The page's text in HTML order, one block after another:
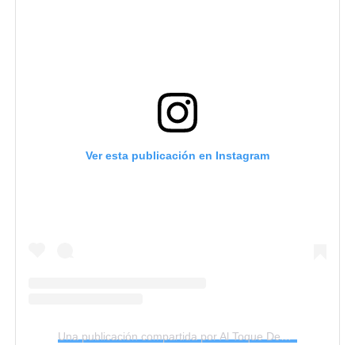
Ver esta publicación en Instagram
Una publicación compartida por Al Toque Deportes (@altoquedeportes)